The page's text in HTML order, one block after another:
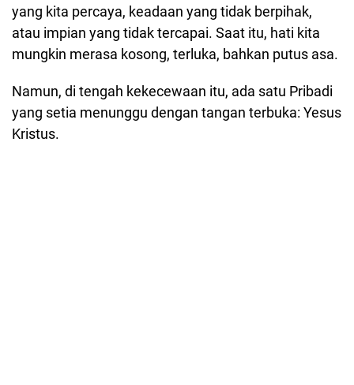
yang kita percaya, keadaan yang tidak berpihak,
atau impian yang tidak tercapai. Saat itu, hati kita
mungkin merasa kosong, terluka, bahkan putus asa.
Namun, di tengah kekecewaan itu, ada satu Pribadi
yang setia menunggu dengan tangan terbuka: Yesus
Kristus.